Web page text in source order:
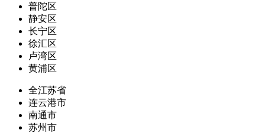
普陀区
静安区
长宁区
徐汇区
卢湾区
黄浦区
全江苏省
连云港市
南通市
苏州市